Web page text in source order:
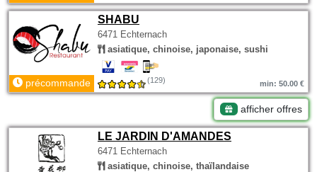
SHABU
6471 Echternach
asiatique, chinoise, japonaise, sushi
précommande (129) min: 50.00 €
afficher offres
LE JARDIN D'AMANDES
6471 Echternach
asiatique, chinoise, thaïlandaise